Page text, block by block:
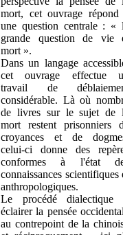
mort, cet ouvrage répond
une question centrale : «
grande question de vie
mort ».
Dans un langage
cet ouvrage effectue
travail de
considérable. Là où
de livres sur le sujet de
mort restent prisonniers
croyances et de
celui-ci donne des
conformes à l'état
connaissances scientifiques
anthropologiques.
Le procédé dialectique
éclairer la pensée
au contrepoint de la